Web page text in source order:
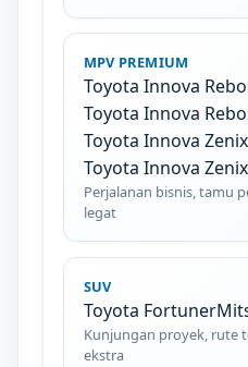
MPV PREMIUM
Toyota Innova
Toyota Innova
Toyota Innova
Toyota Innova
Perjalanan bisnis, tamu
legat
SUV
Toyota Fortuner
Kunjungan proyek, rute
ekstra